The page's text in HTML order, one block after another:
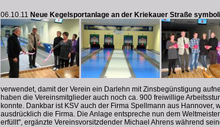
06.10.11 Neue Kegelsportanlage an der Kriekauer Straße
verwendet, damit der Verein ein Darlehn mit Zinsbegünstigung
haben die Vereinsmitglieder auch noch ca. 900 freiwillige
konnte. Dankbar ist KSV auch der Firma Spellmann aus
ausdrücklich die Firma. Die Anlage entspreche nun dem
erfüllt", ergänzte Vereinsvorsitzdender Michael Ahrens während